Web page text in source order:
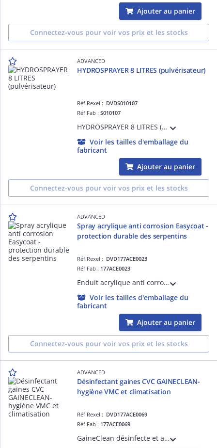
Ajouter au panier
Connectez-vous pour voir vos prix et les stocks
ADVANCED
HYDROSPRAYER 8 LITRES (pulvérisateur)
Réf Rexel : DVDS010107
Réf Fab :S010107
HYDROSPRAYER 8 LITRES (pulvérisateur)
Voir les tailles d'emballage du
fabricant
Ajouter au panier
Connectez-vous pour voir vos prix et les stocks
ADVANCED
Spray acrylique anti corrosion Easycoat -
protection durable des serpentins
Réf Rexel : DVD177ACE0023
Réf Fab : 177ACE0023
Enduit acrylique anti corrosion à séchage rapide. Protège les serpentins contre les pluies acides, l'ammoniac et les atmosphères salines. Imperméable à l'eau, résistant à l'huile, pour une protection longue durée.
Voir les tailles d'emballage du
fabricant
Ajouter au panier
Connectez-vous pour voir vos prix et les stocks
ADVANCED
Désinfectant gaines CVC GAINECLEAN-
hygiène VMC et climatisation
Réf Rexel : DVD177ACE0069
Réf Fab : 177ACE0069
GaineClean désinfecte et assainit les gaines de climatisation et VMC double flux. Bactéricide, fongicide, élimine les mauvaises odeurs. Pulvérisation haute pression. Dose unique pour 30 m linéaires. Format 150 ml.